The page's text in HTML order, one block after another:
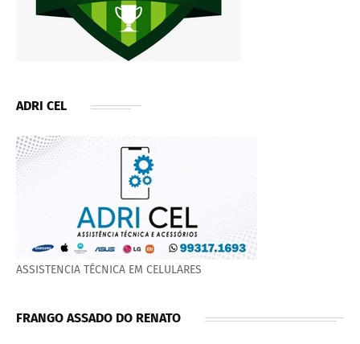
ADRI CEL
ASSISTENCIA TÉCNICA EM CELULARES
FRANGO ASSADO DO RENATO